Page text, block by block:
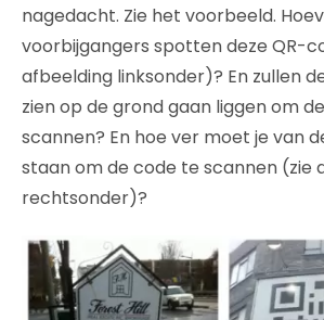
nagedacht. Zie het voorbeeld.
voorbijgangers spotten deze QR-
afbeelding linksonder)? En zullen
zien op de grond gaan liggen om
scannen? En hoe ver moet je van
staan om de code te scannen (zie
rechtsonder)?